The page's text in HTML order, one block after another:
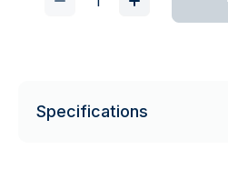
Specifications